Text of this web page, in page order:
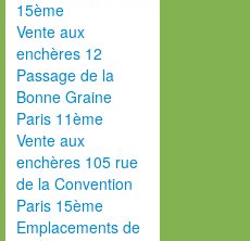
15ème
Vente aux
enchères 12
Passage de la
Bonne Graine
Paris 11ème
Vente aux
enchères 105 rue
de la Convention
Paris 15ème
Emplacements de